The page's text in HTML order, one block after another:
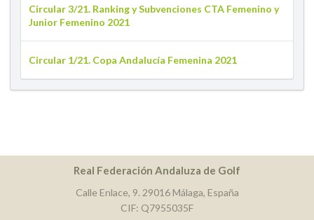
Circular 3/21. Ranking y Subvenciones CTA Femenino y
Junior Femenino 2021
Circular 1/21. Copa Andalucía Femenina 2021
Real Federación Andaluza de Golf
Calle Enlace, 9. 29016 Málaga, España
CIF: Q7955035F